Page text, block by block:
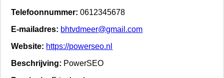
Telefoonnummer: 0612345678
E-mailadres: bhtvdmeer@gmail.com
Website: https://powerseo.nl
Beschrijving: PowerSEO